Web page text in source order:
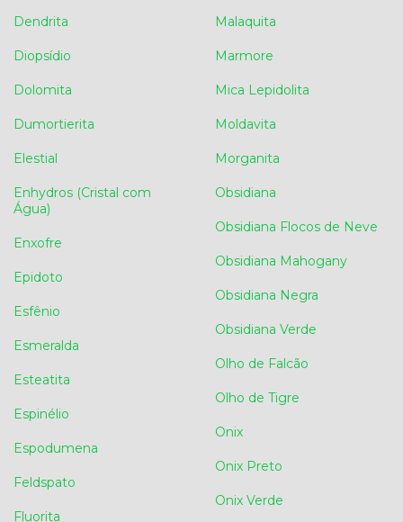
Dendrita
Diopsídio
Dolomita
Dumortierita
Elestial
Enhydros (Cristal com
Água)
Enxofre
Epidoto
Esfênio
Esmeralda
Esteatita
Espinélio
Espodumena
Feldspato
Fluorita
Malaquita
Marmore
Mica Lepidolita
Moldavita
Morganita
Obsidiana
Obsidiana Flocos de Neve
Obsidiana Mahogany
Obsidiana Negra
Obsidiana Verde
Olho de Falcão
Olho de Tigre
Onix
Onix Preto
Onix Verde